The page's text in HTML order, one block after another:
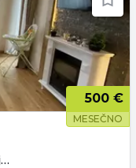
500 €
MESEČNO
1.5 soba | namešteno | norveški radijatori